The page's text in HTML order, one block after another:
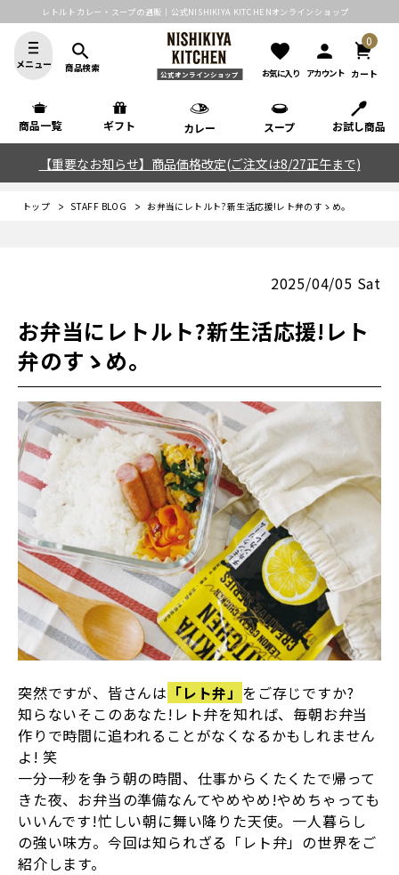
レトルトカレー・スープの通販｜公式NISHIKIYA KITCHENオンラインショップ
メニュー
search
商品検索
公式オンラインショップ
favorite
お気に入り
person
アカウント カート
0
商品一覧 ギフト カレー スープ お試し商品
【重要なお知らせ】商品価格改定(ご注文は8/27正午まで)
トップ STAFF BLOG お弁当にレトルト?新生活応援!レト弁のすゝめ。
2025/04/05 Sat
お弁当にレトルト?新生活応援!レト
弁のすゝめ。
突然ですが、皆さんは 「レト弁」 をご存じですか?
知らないそこのあなた!レト弁を知れば、毎朝お弁当
作りで時間に追われることがなくなるかもしれません
よ! 笑
一分一秒を争う朝の時間、仕事からくたくたで帰って
きた夜、お弁当の準備なんてやめやめ!やめちゃっても
いいんです!忙しい朝に舞い降りた天使。一人暮らし
の強い味方。今回は知られざる「レト弁」の世界をご
紹介します。